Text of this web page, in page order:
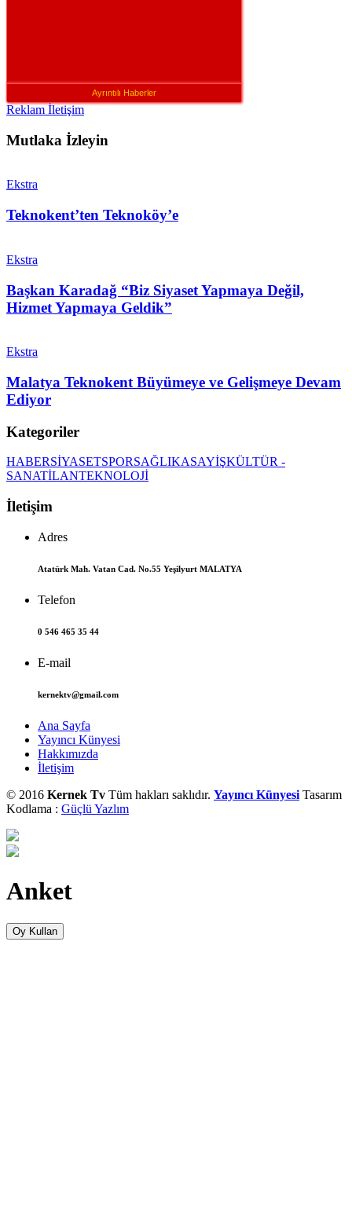
Ayrıntılı Haberler
Reklam İletişim
Mutlaka İzleyin
Ekstra
Teknokent’ten Teknoköy’e
Ekstra
Başkan Karadağ “Biz Siyaset Yapmaya Değil,
Hizmet Yapmaya Geldik”
Ekstra
Malatya Teknokent Büyümeye ve Gelişmeye Devam
Ediyor
Kategoriler
HABERSİYASETSPORSAĞLIKASAYİŞKÜLTÜR -
SANATİLANTEKNOLOJİ
İletişim
Adres
Atatürk Mah. Vatan Cad. No.55 Yeşilyurt MALATYA
Telefon
0 546 465 35 44
E-mail
kernektv@gmail.com
Ana Sayfa
Yayıncı Künyesi
Hakkımızda
İletişim
© 2016 Kernek Tv Tüm hakları saklıdır. Yayıncı Künyesi Tasarım
Kodlama : Güçlü Yazlım
Anket